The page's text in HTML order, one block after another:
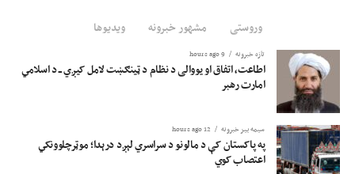
وروستی مشهور خبرونه ویدیوها
تازه خبرونه 9 hours ago
اطاعت، اتفاق او یووالی د نظام د ټینګښت لامل کیږي ــ د اسلامي
امارت رهبر
سیمه ییز خبرونه 12 hours ago
په پاکستان کې د مالونو د سراسري لېږد درېدا؛ موټرچلوونکي
اعتصاب کوي